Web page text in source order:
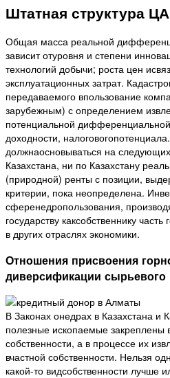
Штатная структура
Общая масса реальной
зависит отуровня и степени
технологий добычи; роста цен
эксплуатационных затрат.
передаваемого впользование
зарубежным) с определением
потенциальной
доходности,
должнаосновываться на
Казахстана, ни по Казахстану
(природной) ренты с позиции,
критерии, пока неопределена.
сференедропользования,
государству каксобственнику
в других отраслях экономики.
Отношения присвоения
диверсификации сырьевого
В Законах онедрах в Казахстана и
полезные ископаемые закреплены
собственности, а в процессе их
вчастной собственности. Нельзя
какой-то видсобственности лучше